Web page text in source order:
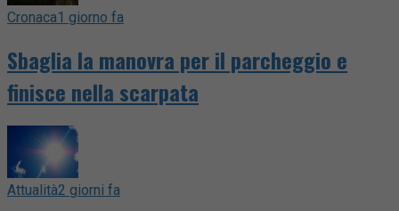
Cronaca1 giorno fa
Sbaglia la manovra per il parcheggio e
finisce nella scarpata
Attualità2 giorni fa